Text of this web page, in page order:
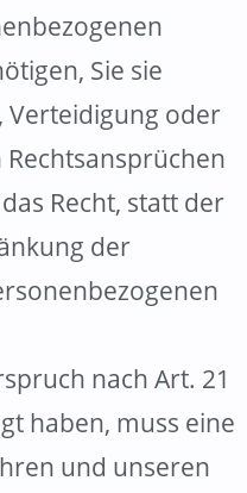
Sie sie
Verteidigung oder
Recht, statt der
der
nach Art. 21
haben, muss eine
und unseren